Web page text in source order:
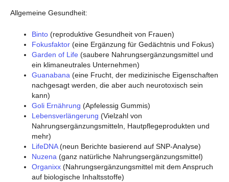
Allgemeine Gesundheit:
Binto (reproduktive Gesundheit von Frauen)
Fokusfaktor (eine Ergänzung für Gedächtnis und Fokus)
Garden of Life (saubere Nahrungsergänzungsmittel und
ein klimaneutrales Unternehmen)
Guanabana (eine Frucht, der medizinische Eigenschaften
nachgesagt werden, die aber auch neurotoxisch sein
kann)
Goli Ernährung (Apfelessig Gummis)
Lebensverlängerung (Vielzahl von
Nahrungsergänzungsmitteln, Hautpflegeprodukten und
mehr)
LifeDNA(neun Berichte basierend auf SNP-Analyse)
Nuzena (ganz natürliche Nahrungsergänzungsmittel)
Organixx (Nahrungsergänzungsmittel mit dem Anspruch
auf biologische Inhaltsstoffe)